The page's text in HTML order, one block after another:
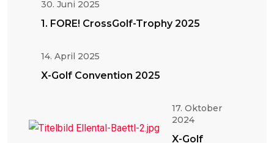
30. Juni 2025
1. FORE! CrossGolf-Trophy 2025
14. April 2025
X-Golf Convention 2025
17. Oktober
2024
X-Golf